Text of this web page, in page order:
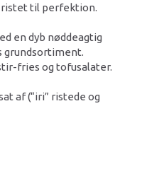
ristet til perfektion.
en dyb nøddeagtig
grundsortiment.
fries og tofusalater.
af (“iri” ristede og